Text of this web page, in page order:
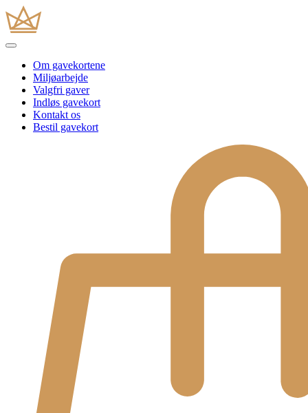
Om gavekortene
Miljøarbejde
Valgfri gaver
Indløs gavekort
Kontakt os
Bestil gavekort